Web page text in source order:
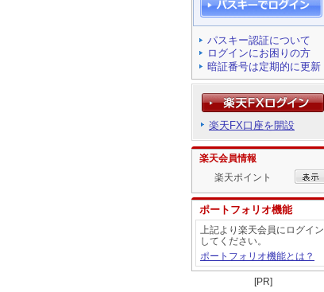
パスキー認証について
ログインにお困りの方
暗証番号は定期的に更新
楽天FX口座を開設
楽天会員情報
楽天ポイント
ポートフォリオ機能
上記より楽天会員にログイン
してください。
ポートフォリオ機能とは？
[PR]